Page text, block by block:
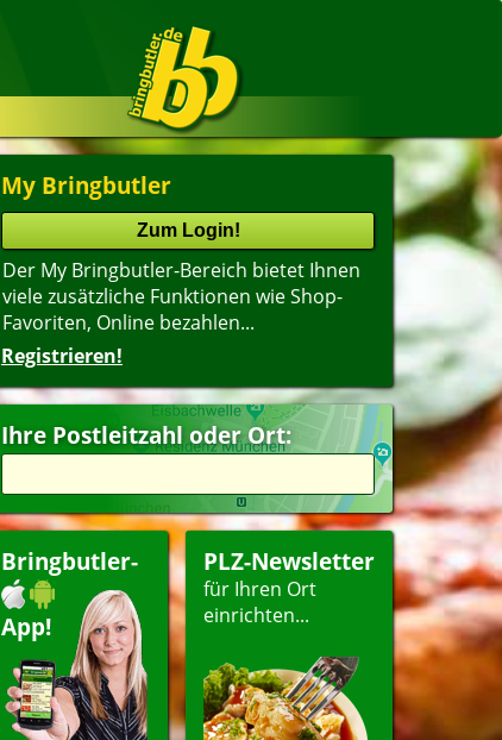
My Bringbutler
Der My Bringbutler-Bereich bietet Ihnen
viele zusätzliche Funktionen wie Shop-
Favoriten, Online bezahlen...
Registrieren!
Ihre Postleitzahl oder Ort:
Bringbutler-
App!
PLZ-Newsletter
für Ihren Ort
einrichten...